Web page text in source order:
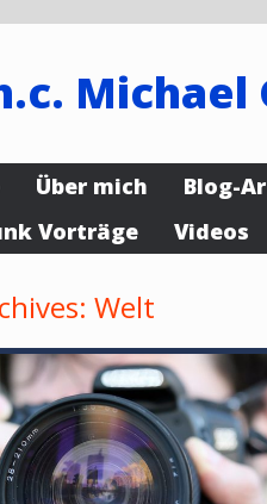
Über mich Blog-
Vorträge
Videos
Welt